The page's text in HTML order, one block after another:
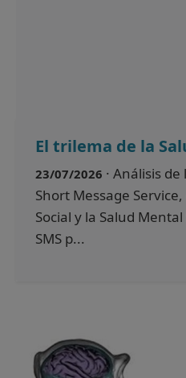
El trilema de la
23/07/2026 · Análisis
Short Message
Social y la Salud
SMS p...